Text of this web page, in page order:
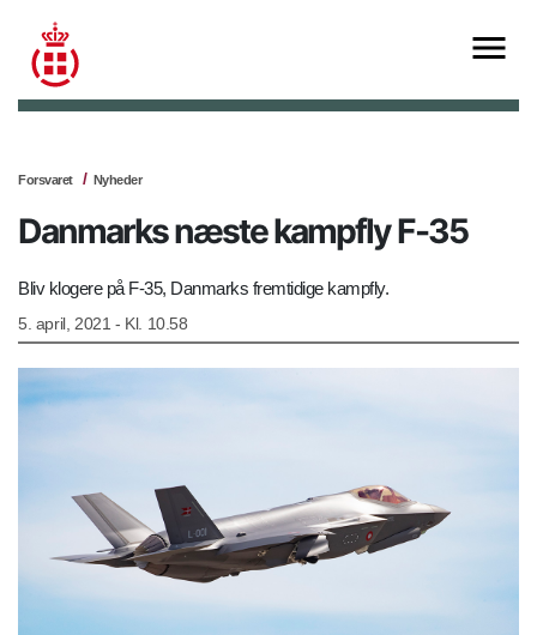
Forsvaret Nyheder
Danmarks næste kampfly F-35
Bliv klogere på F-35, Danmarks fremtidige kampfly.
5. april, 2021 - Kl. 10.58